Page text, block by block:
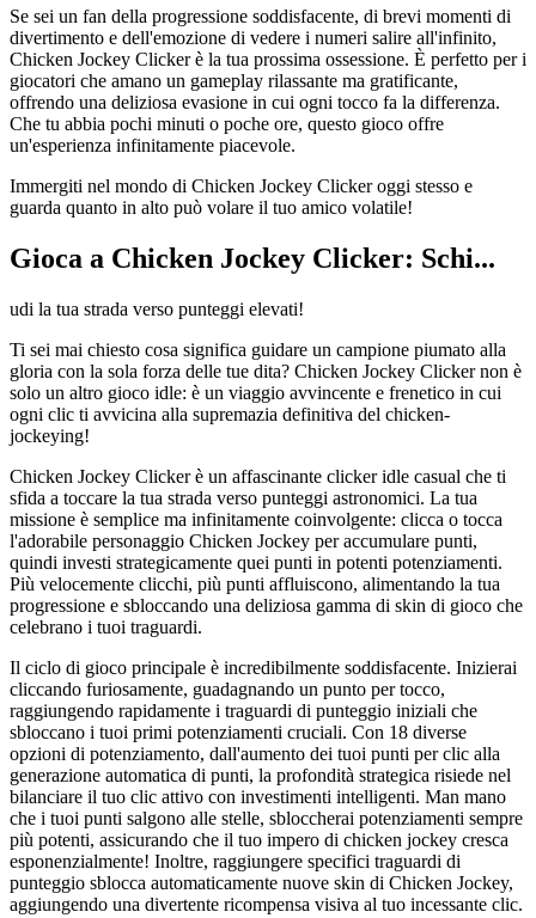
Se sei un fan della progressione soddisfacente, di brevi momenti di
divertimento e dell'emozione di vedere i numeri salire all'infinito,
Chicken Jockey Clicker è la tua prossima ossessione. È perfetto per i
giocatori che amano un gameplay rilassante ma gratificante,
offrendo una deliziosa evasione in cui ogni tocco fa la differenza.
Che tu abbia pochi minuti o poche ore, questo gioco offre
un'esperienza infinitamente piacevole.
Immergiti nel mondo di Chicken Jockey Clicker oggi stesso e
guarda quanto in alto può volare il tuo amico volatile!
Gioca a Chicken Jockey Clicker: Schi...
udi la tua strada verso punteggi elevati!
Ti sei mai chiesto cosa significa guidare un campione piumato alla
gloria con la sola forza delle tue dita? Chicken Jockey Clicker non è
solo un altro gioco idle: è un viaggio avvincente e frenetico in cui
ogni clic ti avvicina alla supremazia definitiva del chicken-
jockeying!
Chicken Jockey Clicker è un affascinante clicker idle casual che ti
sfida a toccare la tua strada verso punteggi astronomici. La tua
missione è semplice ma infinitamente coinvolgente: clicca o tocca
l'adorabile personaggio Chicken Jockey per accumulare punti,
quindi investi strategicamente quei punti in potenti potenziamenti.
Più velocemente clicchi, più punti affluiscono, alimentando la tua
progressione e sbloccando una deliziosa gamma di skin di gioco che
celebrano i tuoi traguardi.
Il ciclo di gioco principale è incredibilmente soddisfacente. Inizierai
cliccando furiosamente, guadagnando un punto per tocco,
raggiungendo rapidamente i traguardi di punteggio iniziali che
sbloccano i tuoi primi potenziamenti cruciali. Con 18 diverse
opzioni di potenziamento, dall'aumento dei tuoi punti per clic alla
generazione automatica di punti, la profondità strategica risiede nel
bilanciare il tuo clic attivo con investimenti intelligenti. Man mano
che i tuoi punti salgono alle stelle, sbloccherai potenziamenti sempre
più potenti, assicurando che il tuo impero di chicken jockey cresca
esponenzialmente! Inoltre, raggiungere specifici traguardi di
punteggio sblocca automaticamente nuove skin di Chicken Jockey,
aggiungendo una divertente ricompensa visiva al tuo incessante clic.